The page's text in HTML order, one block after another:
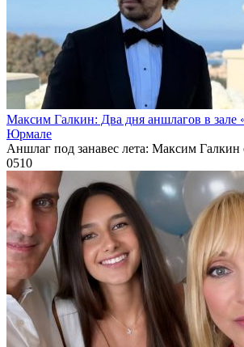
Максим Галкин: Два дня аншлагов в зале
Юрмале
Аншлаг под занавес лета: Максим Галкин
0510